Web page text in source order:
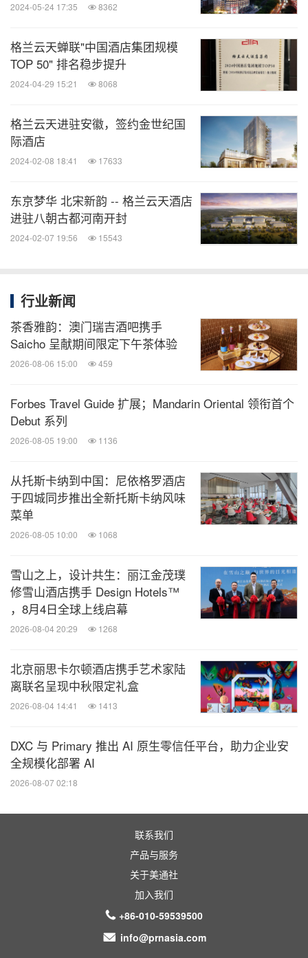
分享到：
2024-05-24 17:35 8362
格兰云天蝉联"中国酒店集团规模
TOP 50" 排名稳步提升
2024-04-29 15:21 8068
格兰云天进驻安徽，签约金世纪国
际酒店
2024-02-08 18:41 17633
东京梦华 北宋新韵 -- 格兰云天酒店
进驻八朝古都河南开封
2024-02-07 19:56 15543
行业新闻
茶香雅韵：澳门瑞吉酒吧携手
Saicho 呈献期间限定下午茶体验
2026-08-06 15:00 459
Forbes Travel Guide 扩展；Mandarin Oriental 领衔首个
Debut 系列
2026-08-05 19:00 1136
从托斯卡纳到中国：尼依格罗酒店
于四城同步推出全新托斯卡纳风味
菜单
2026-08-05 10:00 1068
雪山之上，设计共生：丽江金茂璞
修雪山酒店携手 Design Hotels™
，8月4日全球上线启幕
2026-08-04 20:29 1268
北京丽思卡尔顿酒店携手艺术家陆
离联名呈现中秋限定礼盒
2026-08-04 14:41 1413
DXC 与 Primary 推出 AI 原生零信任平台，助力企业安
全规模化部署 AI
2026-08-07 02:18
联系我们
产品与服务
关于美通社
加入我们
+86-010-59539500
info@prnasia.com